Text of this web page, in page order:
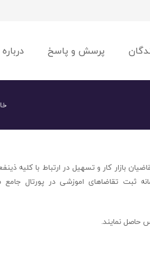
پرسش و پاسخ
بازار کار و تسهیل در ارتباط با کلیه
تقاضاهای اموزشی در پورتال